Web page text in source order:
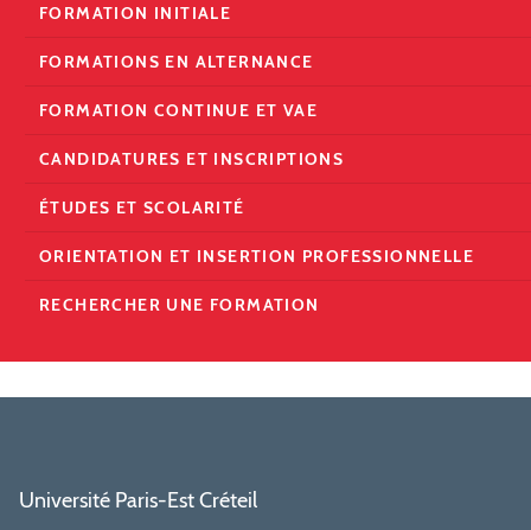
FORMATION INITIALE
FORMATIONS EN ALTERNANCE
FORMATION CONTINUE ET VAE
CANDIDATURES ET INSCRIPTIONS
ÉTUDES ET SCOLARITÉ
ORIENTATION ET INSERTION PROFESSIONNELLE
RECHERCHER UNE FORMATION
Université Paris-Est Créteil